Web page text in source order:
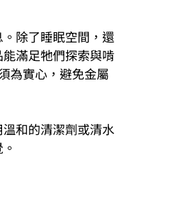
除了睡眠空間，還
滿足牠們探索與啃
為實心，避免金屬
和的清潔劑或清水